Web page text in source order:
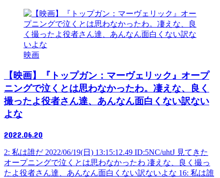
映画
【映画】『トップガン：マーヴェリック』オープ
ニングで泣くとは思わなかったわ。凄えな、良く
撮ったよ役者さん達、あんなん面白くない訳ない
よな
2022.06.20
2: 私は誰だ 2022/06/19(日) 13:15:12.49 ID:5NC/uhtJ 見てきた
オープニングで泣くとは思わなかったわ 凄えな、良く撮っ
たよ役者さん達、あんなん面白くない訳ないよな 16: 私は誰